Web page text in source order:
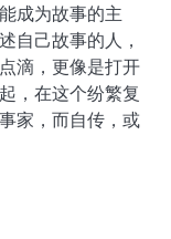
成为故事的主
自己故事的人，
滴，更像是打开
，在这个纷繁复
家，而自传，或